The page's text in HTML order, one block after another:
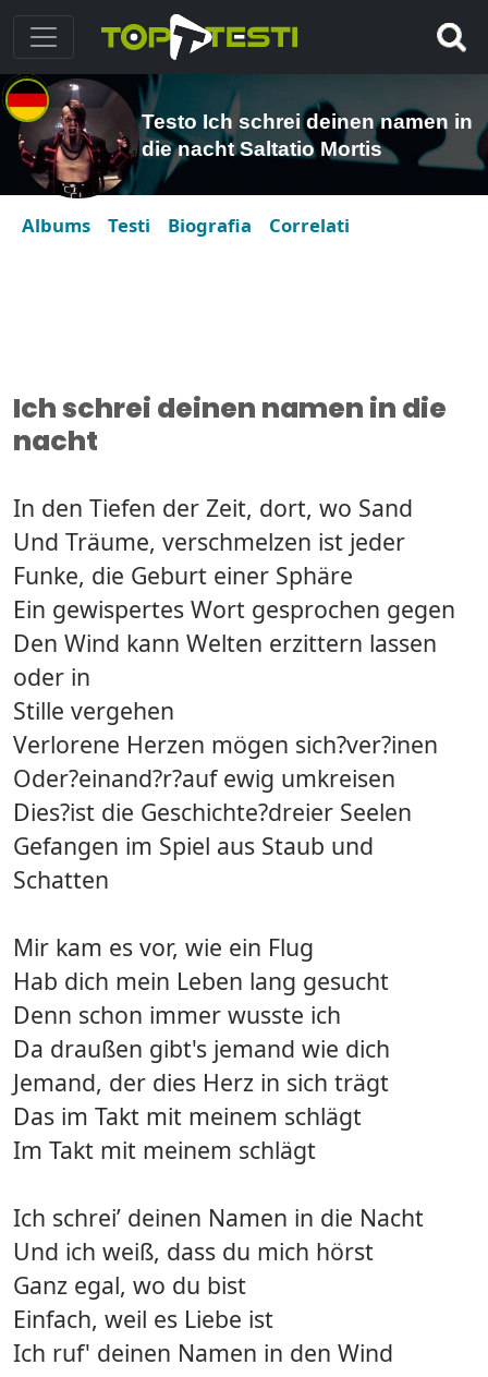
Testo Ich schrei deinen namen in
die nacht Saltatio Mortis
Albums Testi Biografia Correlati
Ich schrei deinen namen in die
nacht
In den Tiefen der Zeit, dort, wo Sand
Und Träume, verschmelzen ist jeder
Funke, die Geburt einer Sphäre
Ein gewispertes Wort gesprochen gegen
Den Wind kann Welten erzittern lassen
oder in
Stille vergehen
Verlorene Herzen mögen sich?ver?inen
Oder?einand?r?auf ewig umkreisen
Dies?ist die Geschichte?dreier Seelen
Gefangen im Spiel aus Staub und
Schatten
Mir kam es vor, wie ein Flug
Hab dich mein Leben lang gesucht
Denn schon immer wusste ich
Da draußen gibt's jemand wie dich
Jemand, der dies Herz in sich trägt
Das im Takt mit meinem schlägt
Im Takt mit meinem schlägt
Ich schrei’ deinen Namen in die Nacht
Und ich weiß, dass du mich hörst
Ganz egal, wo du bist
Einfach, weil es Liebe ist
Ich ruf' deinen Namen in den Wind